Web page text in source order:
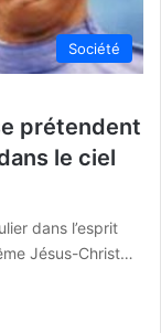
Société
prétendent
le ciel
dans l’esprit
Jésus-Christ…